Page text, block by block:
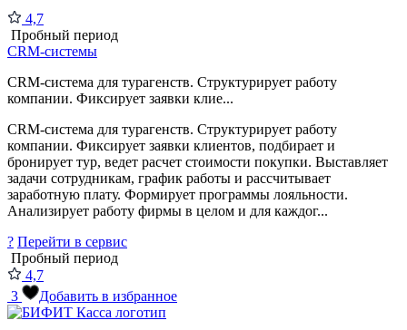
4,7
Пробный период
CRM-системы
CRM-система для турагенств. Структурирует работу
компании. Фиксирует заявки клие...
CRM-система для турагенств. Структурирует работу
компании. Фиксирует заявки клиентов, подбирает и
бронирует тур, ведет расчет стоимости покупки. Выставляет
задачи сотрудникам, график работы и рассчитывает
заработную плату. Формирует программы лояльности.
Анализирует работу фирмы в целом и для каждог...
? Перейти в сервис
Пробный период
4,7
3
Добавить в избранное